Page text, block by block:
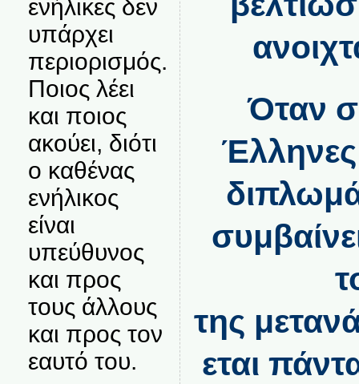
ενήλικες δεν
υπάρχει
περιορισμός.
Ποιος λέει
και ποιος
ακούει, διότι
ο καθένας
ενήλικος
είναι
υπεύθυνος
και προς
τους άλλους
και προς τον
εαυτό του.
Όταν
Έλληνες
της
εται